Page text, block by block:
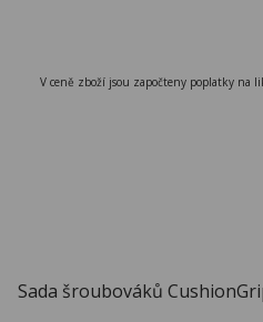
V ceně zboží jsou započteny poplatky na
Sada šroubováků